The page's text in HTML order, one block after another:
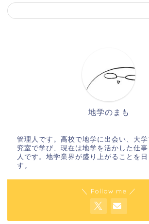
地学のまも
管理人です。高校で地学に出会い、大
究室で学び、現在は地学を活かした仕
人です。地学業界が盛り上がることを日
す。
＼ Follow me ／